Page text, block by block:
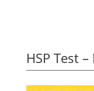
HSP Test